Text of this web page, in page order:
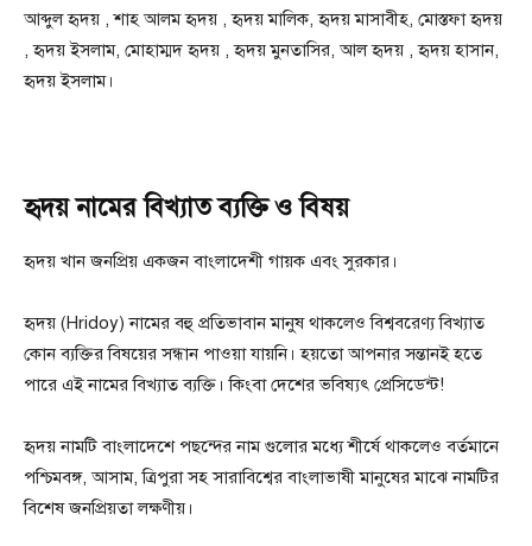
আব্দুল হৃদয় , শাহ আলম হৃদয় , হৃদয় মালিক, হৃদয় মাসাবীহ, মোস্তফা হৃদয়
, হৃদয় ইসলাম, মোহাম্মদ হৃদয় , হৃদয় মুনতাসির, আল হৃদয় , হৃদয় হাসান,
হৃদয় ইসলাম।
হৃদয় নামের বিখ্যাত ব্যক্তি ও বিষয়
হৃদয় খান জনপ্রিয় একজন বাংলাদেশী গায়ক এবং সুরকার।
হৃদয় (Hridoy) নামের বহু প্রতিভাবান মানুষ থাকলেও বিশ্ববরেণ্য বিখ্যাত
কোন ব্যক্তির বিষয়ের সন্ধান পাওয়া যায়নি। হয়তো আপনার সন্তানই হতে
পারে এই নামের বিখ্যাত ব্যক্তি। কিংবা দেশের ভবিষ্যৎ প্রেসিডেন্ট!
হৃদয় নামটি বাংলাদেশে পছন্দের নাম গুলাের মধ্যে শীর্ষে থাকলেও বর্তমানে
পশ্চিমবঙ্গ, আসাম, ত্রিপুরা সহ সারাবিশ্বের বাংলাভাষী মানুষের মাঝে নামটির
বিশেষ জনপ্রিয়তা লক্ষণীয়।